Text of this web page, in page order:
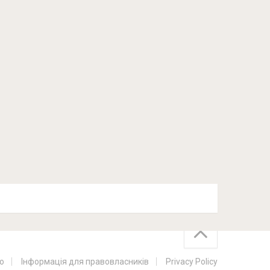
Інформація для правовласників Privacy Policy